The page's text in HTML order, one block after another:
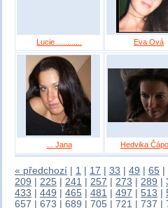
Lucie ............ Eva Ová
... Jana Hedvika
« předchozí | 1 | 17 | 33 | 49 | 65 |
209 | 225 | 241 | 257 | 273 | 289 |
433 | 449 | 465 | 481 | 497 | 513 |
657 | 673 | 689 | 705 | 721 | 737 |